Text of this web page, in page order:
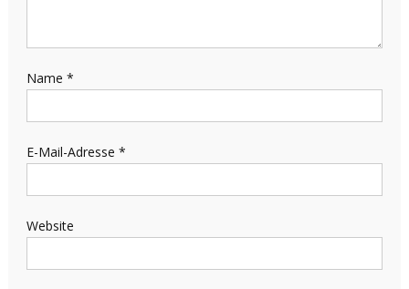
Name *
E-Mail-Adresse *
Website